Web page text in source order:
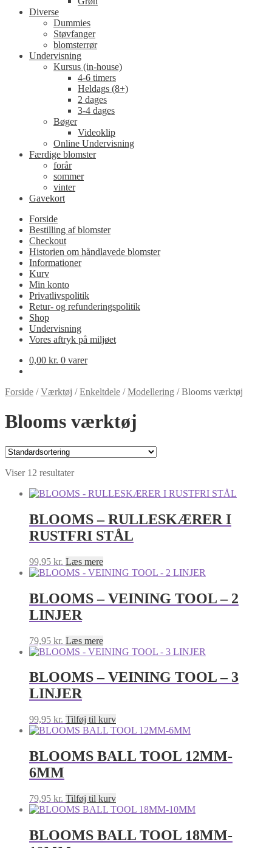
Diverse
Dummies
Støvfanger
blomsterrør
Undervisning
Kursus (in-house)
4-6 timers
Heldags (8+)
2 dages
3-4 dages
Bøger
Videoklip
Online Undervisning
Færdige blomster
forår
sommer
vinter
Gavekort
Forside
Bestilling af blomster
Checkout
Historien om håndlavede blomster
Informationer
Kurv
Min konto
Privatlivspolitik
Retur- og refunderingspolitik
Shop
Undervisning
Vores aftryk på miljøet
0,00 kr. 0 varer
Forside /Værktøj /Enkeltdele /Modellering /Blooms værktøj
Blooms værktøj
Viser 12 resultater
BLOOMS – RULLESKÆRER I
RUSTFRI STÅL
99,95 kr. Læs mere
BLOOMS – VEINING TOOL – 2
LINJER
79,95 kr. Læs mere
BLOOMS – VEINING TOOL – 3
LINJER
99,95 kr. Tilføj til kurv
BLOOMS BALL TOOL 12MM-
6MM
79,95 kr. Tilføj til kurv
BLOOMS BALL TOOL 18MM-